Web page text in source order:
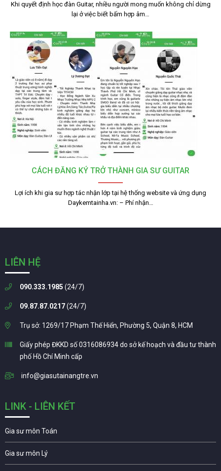
Khi quyết định học đàn Guitar, nhiều người mong muốn không chỉ dừng
lại ở việc biết bấm hợp âm…
CÁCH ĐĂNG KÝ TRỞ THÀNH GIA SƯ GUITAR
Lợi ích khi gia sư hợp tác nhận lớp tại hệ thống website và ứng dụng
Daykemtainha.vn: – Phí nhận…
LIÊN HỆ
090.333.1985 (24/7)
09.87.87.0217(24/7)
Trụ sở: 1269/17 Phạm Thế Hiển, Phường 5, Quận 8, HCM
Giấy phép ĐKKD số 0316086934 do sở kế hoạch và đầu tư thành
phố Hồ Chí Minh cấp
info@giasutainangtre.vn
LINK - LIÊN KẾT
Gia sư môn Toán
Gia sư môn Lý